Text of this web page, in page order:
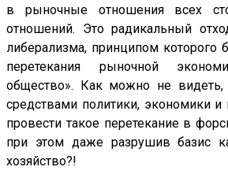
в рыночные отношения всех
отношений. Это радикальный
либерализма, принципом которого
перетекания рыночной
общество». Как можно не
средствами политики, экономики и
провести такое перетекание в
при этом даже разрушив базис
хозяйство?!